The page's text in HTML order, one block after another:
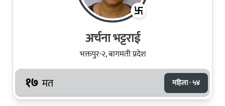
अर्चना भट्टराई
भक्तपुर-२, बागमती प्रदेश
१७ मत महिला · ५४